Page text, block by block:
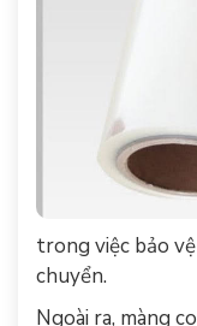
trong việc bảo
chuyển.
Ngoài ra, màng